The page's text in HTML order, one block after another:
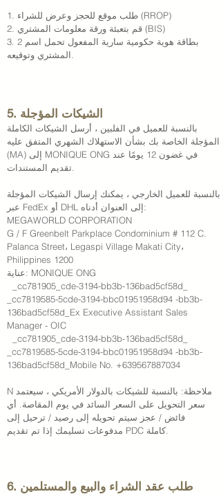
1. طلب موقع للحجز وعرض للشراء (RROP)
2. قم بتعبئة ورقة معلومات المشتري (BIS)
3. 2 بطاقة هوية حكومية سارية المفعول تحمل اسم
5. الشيكات المؤجلة
بالنسبة للعميل في الفلبين ، أرسل الشيكات الكاملة
المؤجلة الخاصة بك بشأن الاستهلاك الشهري المتفق عليه
(MA) إلى MONIQUE ONG في غضون 12 يومًا عند
بالنسبة للعميل الخارجي ، يمكنك إرسال الشيكات المؤجلة
عبر FedEx أو DHL إلى العنوان أدناه:
MEGAWORLD CORPORATION
G / F Greenbelt Parkplace Condominium # 112 C.
Palanca Street، Legaspi Village Makati City،
Philippines 1200
عناية: MONIQUE ONG
_cc781905_cde-3194-bb3b-136bad5cf58d_
_cc7819585-5cde-3194-bbc01951958d94 -bb3b-
136bad5cf58d_Ex Executive Assistant Sales
Manager - OIC
_cc781905_cde-3194-bb3b-136bad5cf58d_
_cc7819585-5cde-3194-bbc01951958d94 -bb3b-
136bad5cf58d_Mobile No. +639567887034
​N ملاحظة: بالنسبة للشيكات بالدولار الأمريكي ، سيعتمد
سعر التحويل على السعر السائد في يوم المقاصة. أي
فائض / عجز سيتم تحويله إلى رصيد / ترحيل إلى
مدفوعات تسليمك إذا تم تقديم PDC كاملة.
6. طلب عقد الشراء والبيع والمستلمين